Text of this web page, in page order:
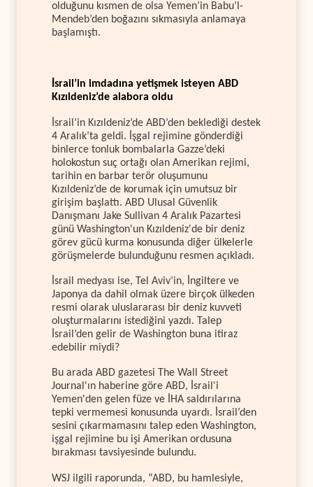
olduğunu kısmen de olsa Yemen’in Babu’l-
Mendeb’den boğazını sıkmasıyla anlamaya
başlamıştı.
İsrail’in imdadına yetişmek isteyen ABD
Kızıldeniz’de alabora oldu
İsrail’in Kızıldeniz’de ABD’den beklediği destek
4 Aralık’ta geldi. İşgal rejimine gönderdiği
binlerce tonluk bombalarla Gazze’deki
holokostun suç ortağı olan Amerikan rejimi,
tarihin en barbar terör oluşumunu
Kızıldeniz’de de korumak için umutsuz bir
girişim başlattı. ABD Ulusal Güvenlik
Danışmanı Jake Sullivan 4 Aralık Pazartesi
günü Washington'un Kızıldeniz'de bir deniz
görev gücü kurma konusunda diğer ülkelerle
görüşmelerde bulunduğunu resmen açıkladı.
İsrail medyası ise, Tel Aviv’in, İngiltere ve
Japonya da dahil olmak üzere birçok ülkeden
resmi olarak uluslararası bir deniz kuvveti
oluşturmalarını istediğini yazdı. Talep
İsrail’den gelir de Washington buna itiraz
edebilir miydi?
Bu arada ABD gazetesi The Wall Street
Journal'ın haberine göre ABD, İsrail'i
Yemen'den gelen füze ve İHA saldırılarına
tepki vermemesi konusunda uyardı. İsrail’den
sesini çıkarmamasını talep eden Washington,
işgal rejimine bu işi Amerikan ordusuna
bırakması tavsiyesinde bulundu.
WSJ ilgili raporunda, “ABD, bu hamlesiyle,